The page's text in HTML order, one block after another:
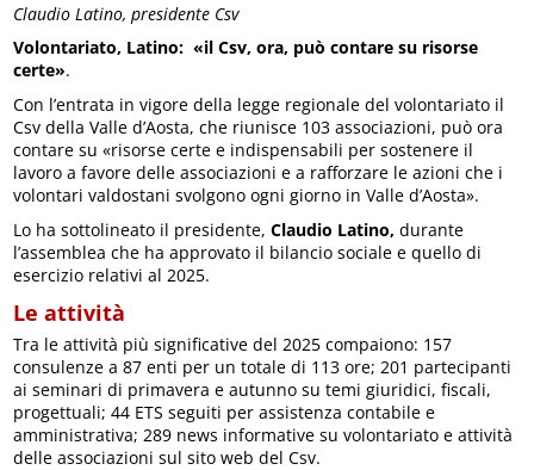
Claudio Latino, presidente Csv
Volontariato, Latino: «il Csv, ora, può contare su risorse
certe».
Con l’entrata in vigore della legge regionale del volontariato il
Csv della Valle d’Aosta, che riunisce 103 associazioni, può ora
contare su «risorse certe e indispensabili per sostenere il
lavoro a favore delle associazioni e a rafforzare le azioni che i
volontari valdostani svolgono ogni giorno in Valle d’Aosta».
Lo ha sottolineato il presidente,Claudio Latino, durante
l’assemblea che ha approvato il bilancio sociale e quello di
esercizio relativi al 2025.
Le attività
Tra le attività più significative del 2025 compaiono: 157
consulenze a 87 enti per un totale di 113 ore; 201 partecipanti
ai seminari di primavera e autunno su temi giuridici, fiscali,
progettuali; 44 ETS seguiti per assistenza contabile e
amministrativa; 289 news informative su volontariato e attività
delle associazioni sul sito web del Csv.